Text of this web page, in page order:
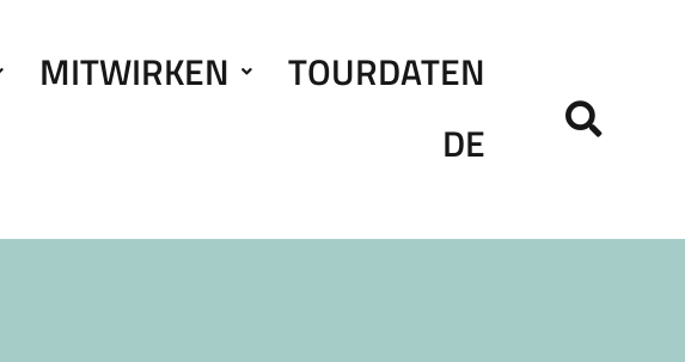
MITWIRKEN
TOURDATEN
DE